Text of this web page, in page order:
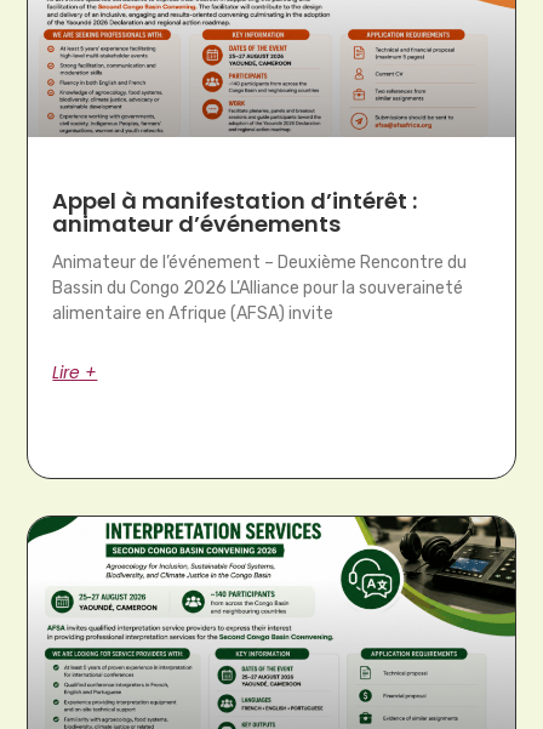
Appel à manifestation d’intérêt :
animateur d’événements
Animateur de l’événement – Deuxième Rencontre du
Bassin du Congo 2026 L’Alliance pour la souveraineté
alimentaire en Afrique (AFSA) invite
Lire +